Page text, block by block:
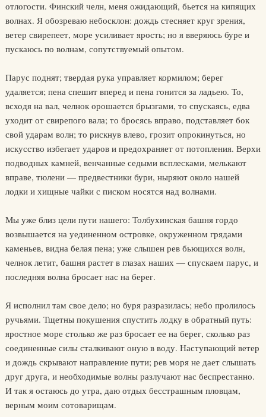
отлогости. Финский челн, меня ожидающий, бьется на кипящих
волнах. Я обозреваю небосклон: дождь стесняет круг зрения,
ветер свирепеет, море усиливает ярость; но я вверяюсь буре и
пускаюсь по волнам, сопутствуемый опытом.
Парус поднят; твердая рука управляет кормилом; берег
удаляется; пена спешит вперед и пена гонится за ладьею. То,
всходя на вал, челнок орошается брызгами, то спускаясь, едва
уходит от свирепого вала; то бросясь вправо, подставляет бок
свой ударам волн; то рискнув влево, грозит опрокинуться, но
искусство избегает ударов и предохраняет от потопления. Верхи
подводных камней, венчанные седыми всплесками, мелькают
вправе, тюлени — предвестники бури, ныряют около нашей
лодки и хищные чайки с писком носятся над волнами.
Мы уже близ цели пути нашего: Толбухинская башня гордо
возвышается на уединенном островке, окруженном грядами
каменьев, видна белая пена; уже слышен рев бьющихся волн,
челнок летит, башня растет в глазах наших — спускаем парус, и
последняя волна бросает нас на берег.
Я исполнил там свое дело; но буря разразилась; небо пролилось
ручьями. Тщетны покушения спустить лодку в обратный путь:
яростное море столько же раз бросает ее на берег, сколько раз
соединенные силы сталкивают оную в воду. Наступающий ветер
и дождь скрывают направление пути; рев моря не дает слышать
друг друга, и необходимые волны разлучают нас беспрестанно.
И так я остаюсь до утра, даю отдых бесстрашным пловцам,
верным моим сотоварищам.